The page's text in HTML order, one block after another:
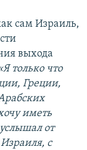
сам Израиль,
выхода
только что
Греции,
иметь
от
с